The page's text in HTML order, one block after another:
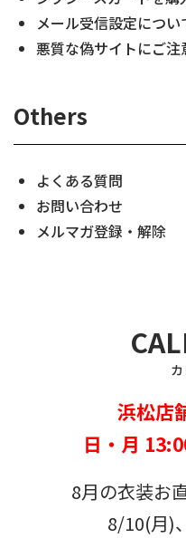
メール受信設定につい
悪質な偽サイトにご注
Others
よくある質問
お問い合わせ
メルマガ登録・解除
浜松店
日・月
8月の衣装お
8/10(月)